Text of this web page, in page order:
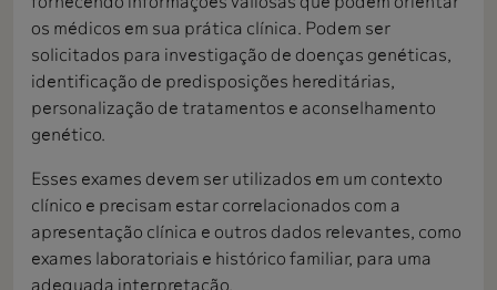
os médicos em sua prática clínica. Podem ser
solicitados para investigação de doenças genéticas,
identificação de predisposições hereditárias,
personalização de tratamentos e aconselhamento
genético.
Esses exames devem ser utilizados em um contexto
clínico e precisam estar correlacionados com a
apresentação clínica e outros dados relevantes, como
exames laboratoriais e histórico familiar, para uma